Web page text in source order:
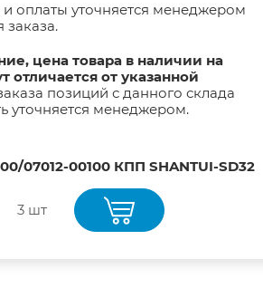
оплаты уточняется менеджером
цена товара в наличии на
отличается от указанной
позиций с данного склада
уточняется менеджером.
07012-00100 КПП SHANTUI-SD32
3 шт